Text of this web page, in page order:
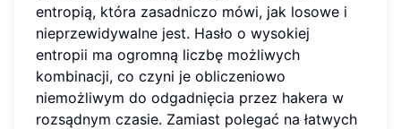
entropią, która zasadniczo mówi, jak losowe i
nieprzewidywalne jest. Hasło o wysokiej
entropii ma ogromną liczbę możliwych
kombinacji, co czyni je obliczeniowo
niemożliwym do odgadnięcia przez hakera w
rozsądnym czasie. Zamiast polegać na łatwych